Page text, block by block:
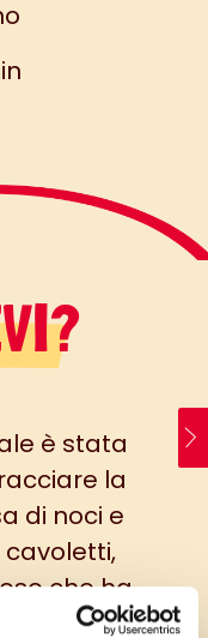
è stata
la
di noci e
cavoletti,
che ha
le nostre